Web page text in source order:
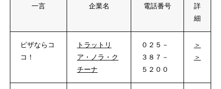
一言 企業名 電話番号
詳
細
ピザならコ
コ！
トラットリ
ア・ノラ・ク
チーナ
０２５－
３８７－
５２００
＞
＞